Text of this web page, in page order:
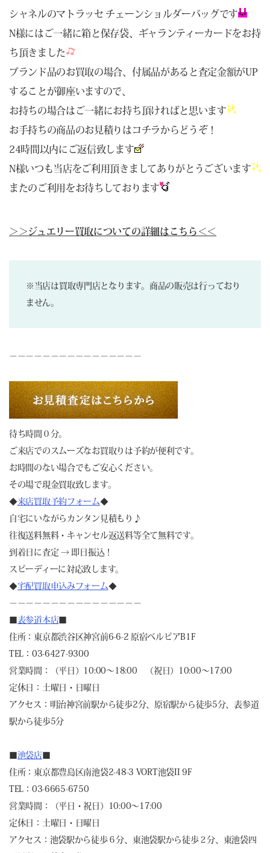
シャネルのマトラッセ チェーンショルダーバッグです
N様にはご一緒に箱と保存袋、ギャランティーカードをお持
ち頂きました
ブランド品のお買取の場合、付属品があると査定金額がUP
することが御座いますので、
お持ちの場合はご一緒にお持ち頂ければと思います
お手持ちの商品のお見積りはコチラからどうぞ！
24時間以内にご返信致します
N様いつも当店をご利用頂きましてありがとうございます
またのご利用をお待ちしております
＞＞ジュエリー買取についての詳細はこちら＜＜
※当店は買取専門店となります。商品の販売は行っており
ません。
－－－－－－－－－－－－－－－－
待ち時間０分。
ご来店でのスムーズなお買取りは予約が便利です。
お時間のない場合でもご安心ください。
その場で現金買取致します。
◆来店買取予約フォーム◆
自宅にいながらカンタン見積もり♪
往復送料無料・キャンセル返送料等全て無料です。
到着日に査定 → 即日振込！
スピーディーに対応致します。
◆宅配買取申込みフォーム◆
－－－－－－－－－－－－－－－－
表参道本店
住所：東京都渋谷区神宮前6-6-2 原宿ベルピアB1F
TEL：03-6427-9300
営業時間：（平日）10:00～18:00 （祝日）10:00～17:00
定休日：土曜日・日曜日
アクセス：明治神宮前駅から徒歩2分、原宿駅から徒歩5分、表参道
駅から徒歩5分
池袋店
住所：東京都豊島区南池袋2-48-3 VORT池袋II 9F
TEL：03-6665-6750
営業時間：（平日・祝日）10:00～17:00
定休日：土曜日・日曜日
アクセス：池袋駅から徒歩６分、東池袋駅から徒歩２分、東池袋四